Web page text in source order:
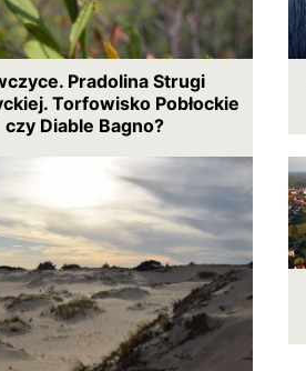
Pradolina Strugi
Torfowisko Pobłockie
czy Diable Bagno?